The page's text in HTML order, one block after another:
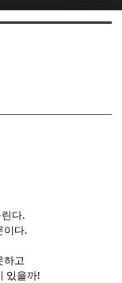
다.
이다.
하고
있을까!